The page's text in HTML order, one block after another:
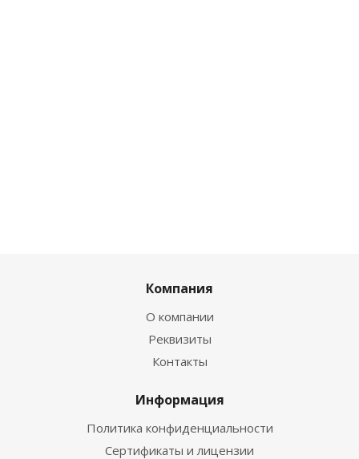
Компания
О компании
Реквизиты
Контакты
Информация
Политика конфиденциальности
Сертификаты и лицензии